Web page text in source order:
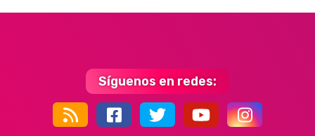
Síguenos en redes: